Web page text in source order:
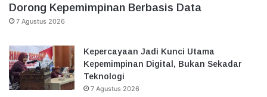
Dorong Kepemimpinan Berbasis Data
7 Agustus 2026
Kepercayaan Jadi Kunci Utama
Kepemimpinan Digital, Bukan Sekadar
Teknologi
7 Agustus 2026